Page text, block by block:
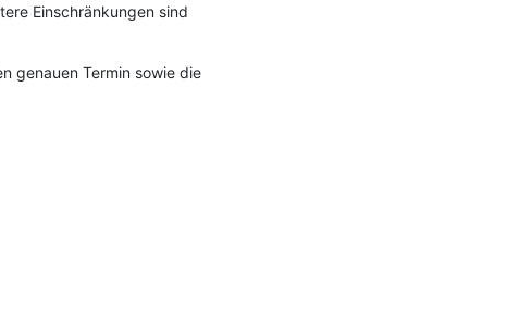
Einschränkungen sind
genauen Termin sowie die